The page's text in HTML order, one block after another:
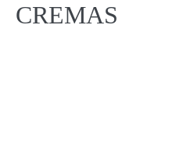
CREMAS